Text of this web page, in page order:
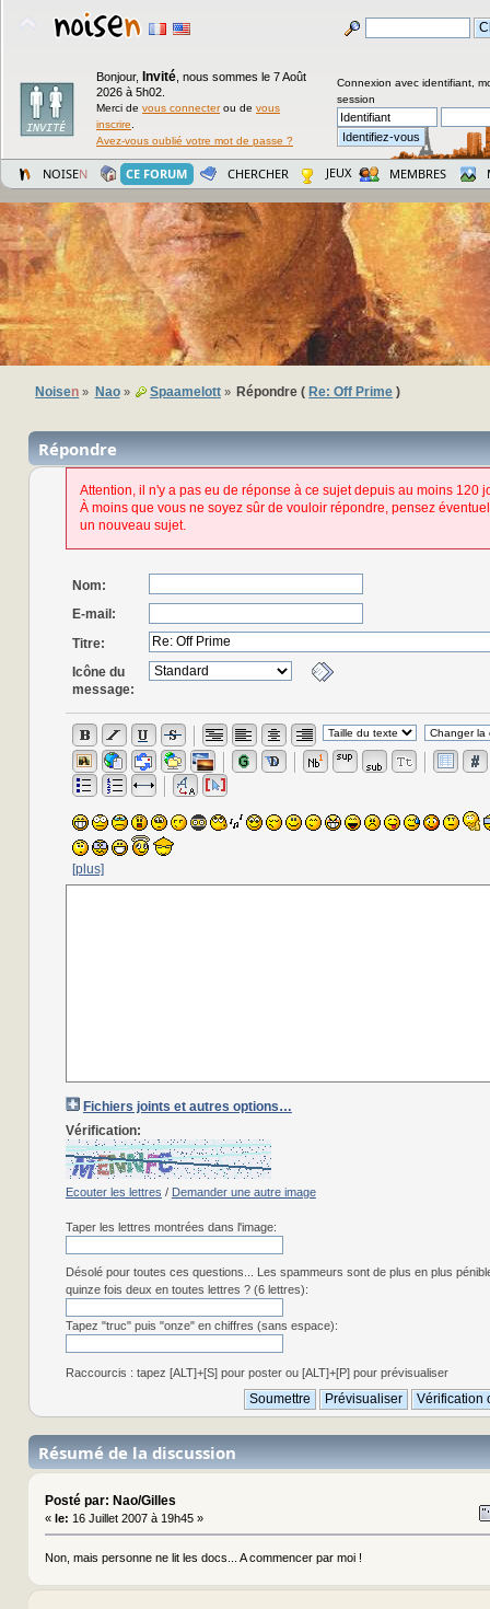
Bonjour, Invité nous sommes le 7 Août
2026 à 5h02.
Merci de vous connecterou de vous
inscrire
Avez-vous oublié votre mot de passe ?
Connexion avec identifiant,
session
NOISEN CE FORUM CHERCHER JEUX MEMBRES
Noisen » Nao» Spaamelott» Répondre ( Re: Off Prime )
Répondre
Attention, il n'y a pas eu de réponse à ce sujet depuis au moins 120
À moins que vous ne soyez sûr de vouloir répondre, pensez
un nouveau sujet.
Nom:
E-mail:
Titre:
Icône du
message:
[plus]
Fichiers joints et autres options…
Vérification:
Ecouter les lettres / Demander une autre image
Taper les lettres montrées dans l'image:
Désolé pour toutes ces questions... Les spammeurs sont de plus en plus
quinze fois deux en toutes lettres ? (6 lettres):
Tapez "truc" puis "onze" en chiffres (sans espace):
Raccourcis : tapez [ALT]+[S] pour poster ou [ALT]+[P] pour prévisualiser
Résumé de la discussion
Posté par: Nao/Gilles
« le: 16 Juillet 2007 à 19h45 »
Non, mais personne ne lit les docs... A commencer par moi !